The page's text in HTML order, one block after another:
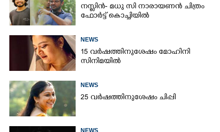
നസ്ലിൻ- മധു സി നാരായണൻ ചിത്രം
ഫോർട്ട് കൊച്ചിയിൽ
NEWS
15 വർഷത്തിനുശേഷം മോഹിനി
സിനിമയിൽ
NEWS
25 വർഷത്തിനുശേഷം ചിപ്പി
NEWS